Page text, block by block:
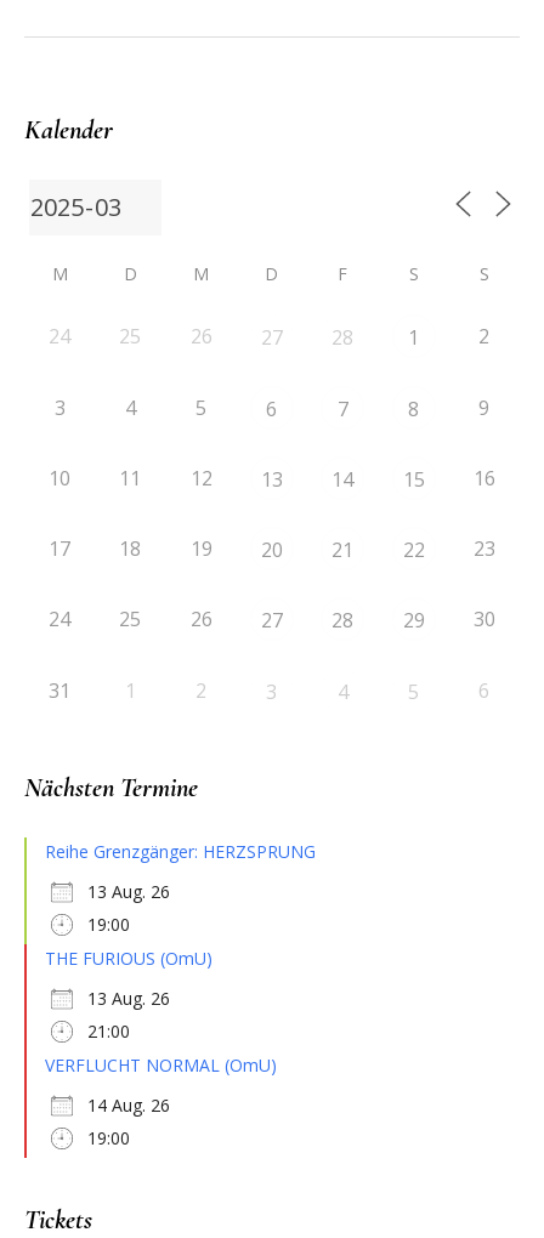
Kalender
M D M D F S S
24 25 26 27 28 1 2
3 4 5 6 7 8 9
10 11 12 13 14 15 16
17 18 19 20 21 22 23
24 25 26 27 28 29 30
31 1 2 3 4 5 6
Nächsten Termine
Reihe Grenzgänger: HERZSPRUNG
13 Aug. 26
19:00
THE FURIOUS (OmU)
13 Aug. 26
21:00
VERFLUCHT NORMAL (OmU)
14 Aug. 26
19:00
Tickets